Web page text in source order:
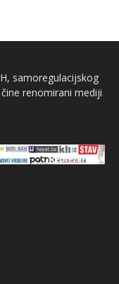
samoregulacijskog
renomirani mediji